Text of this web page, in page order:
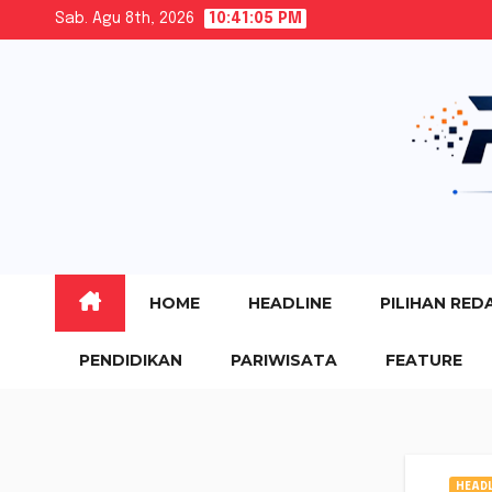
Sab. Agu 8th, 2026 10:41:06 PM
HOME HEADLINE PILIHAN
PENDIDIKAN PARIWISATA FEATURE